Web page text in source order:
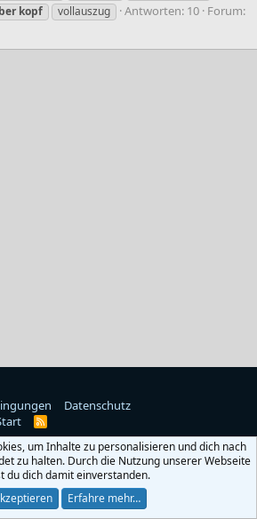
kopf vollauszug Antworten: 10 Forum:
Datenschutz
R
S
um Inhalte zu personalisieren und dich nach
zu halten. Durch die Nutzung unserer Webseite
du dich damit einverstanden.
Erfahre mehr…